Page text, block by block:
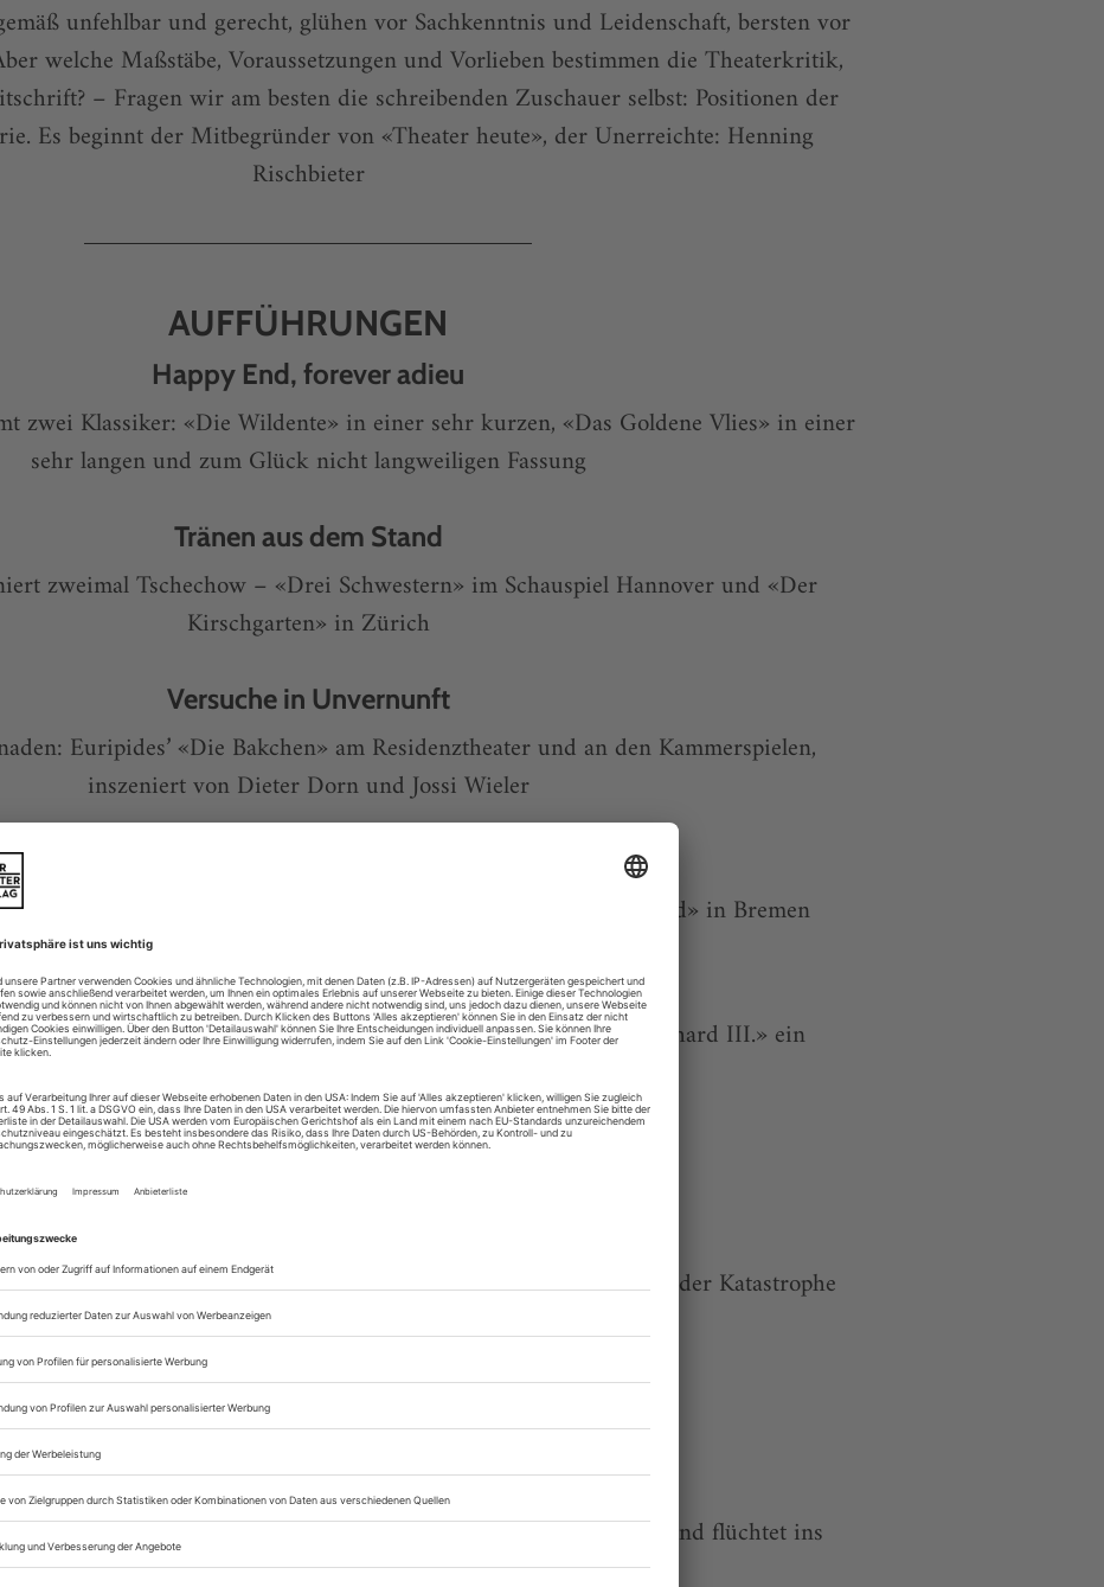
unfehlbar und gerecht, glühen vor Sachkenntnis und Leidenschaft, bersten vor
welche Maßstäbe, Voraussetzungen und Vorlieben bestimmen die Theaterkritik,
– Fragen wir am besten die schreibenden Zuschauer selbst: Positionen der
Es beginnt der Mitbegründer von «Theater heute», der Unerreichte: Henning
Rischbieter
AUFFÜHRUNGEN
Happy End, forever adieu
zwei Klassiker: «Die Wildente» in einer sehr kurzen, «Das Goldene Vlies» in einer
sehr langen und zum Glück nicht langweiligen Fassung
Tränen aus dem Stand
zweimal Tschechow – «Drei Schwestern» im Schauspiel Hannover und «Der
Kirschgarten» in Zürich
Versuche in Unvernunft
Euripides’ «Die Bakchen» am Residenztheater und an den Kammerspielen,
inszeniert von Dieter Dorn und Jossi Wieler
furios eine Ausgrabung: Arnolt Bronnens «Geburt der Jugend» in Bremen
Komm, ich zeige dir mein Themenalbum
fällt am Schauspiel Hannover eine Menge zu Shakespeares «Richard III.» ein
Berlin getrennte Sasha Waltz kokettiert in «Gezeiten» mit der Katastrophe
BIOGRAFIE ELFRIEDE JELINEK
«Die Elfi packt das schon»
und die Sechziger: Elfriede Jelinek lernt Klavier, Orgel und flüchtet ins
Schreiben – eine Biografie